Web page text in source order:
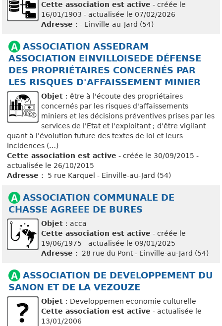
Cette association est active - créée le
16/01/1903 - actualisée le 07/02/2026
Adresse : - Einville-au-Jard (54)
ASSOCIATION ASSEDRAM
ASSOCIATION EINVILLOISEDE DÉFENSE
DES PROPRIÉTAIRES CONCERNÉS PAR
LES RISQUES D'AFFAISSEMENT MINIER
Objet : être à l'écoute des propriétaires
concernés par les risques d'affaissements
miniers et les décisions préventives prises par les
services de l'Etat et l'exploitant ; d'être vigilant
quant à l'évolution future des textes de loi et leurs
incidences (…)
Cette association est active - créée le 30/09/2015 -
actualisée le 26/10/2015
Adresse : 5 rue Karquel - Einville-au-Jard (54)
ASSOCIATION COMMUNALE DE
CHASSE AGREEE DE BURES
Objet : acca
Cette association est active - créée le
19/06/1975 - actualisée le 09/01/2025
Adresse : 28 rue du Pont - Einville-au-Jard (54)
ASSOCIATION DE DEVELOPPEMENT DU
SANON ET DE LA VEZOUZE
Objet : Developpemen economie culturelle
Cette association est active - actualisée le
13/01/2006